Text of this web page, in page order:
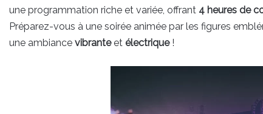
une programmation riche et variée, offrant 4 heures de
Préparez-vous à une soirée animée par les figures
une ambiance vibranteet électrique!